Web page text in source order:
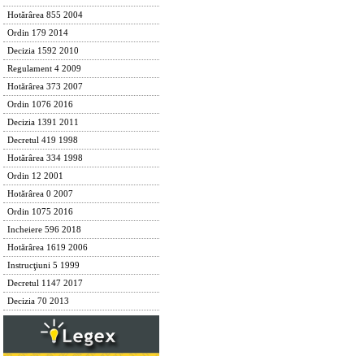
Hotărârea 855 2004
Ordin 179 2014
Decizia 1592 2010
Regulament 4 2009
Hotărârea 373 2007
Ordin 1076 2016
Decizia 1391 2011
Decretul 419 1998
Hotărârea 334 1998
Ordin 12 2001
Hotărârea 0 2007
Ordin 1075 2016
Incheiere 596 2018
Hotărârea 1619 2006
Instrucţiuni 5 1999
Decretul 1147 2017
Decizia 70 2013